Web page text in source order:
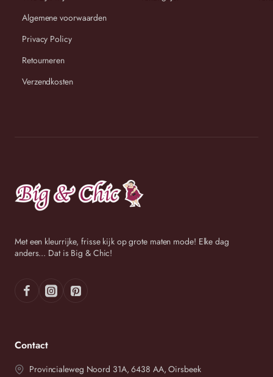
48)
3 (48-
te versturen.
Algemene voorwaarden
Privacy Policy
Retourneren
Verzendkosten
Met een kleurrijke, frisse kijk op grote maten mode! Elke dag
anders... Dat is Big & Chic!
Contact
Provincialeweg Noord 31A, 6438 AA, Oirsbeek